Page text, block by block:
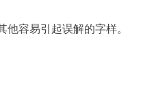
容易引起误解的字样。